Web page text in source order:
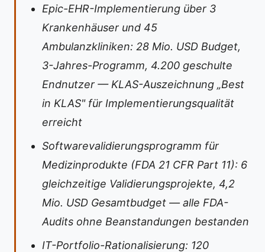
Epic-EHR-Implementierung über 3
Krankenhäuser und 45
Ambulanzkliniken: 28 Mio. USD Budget,
3-Jahres-Programm, 4.200 geschulte
Endnutzer — KLAS-Auszeichnung „Best
in KLAS" für Implementierungsqualität
erreicht
Softwarevalidierungsprogramm für
Medizinprodukte (FDA 21 CFR Part 11): 6
gleichzeitige Validierungsprojekte, 4,2
Mio. USD Gesamtbudget — alle FDA-
Audits ohne Beanstandungen bestanden
IT-Portfolio-Rationalisierung: 120